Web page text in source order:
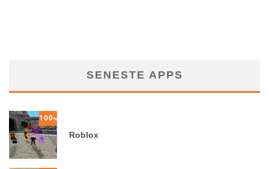
SENESTE APPS
100%
Roblox